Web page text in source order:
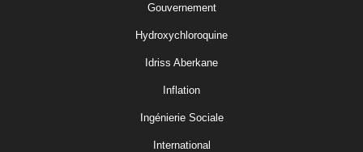
Gouvernement
Hydroxychloroquine
Idriss Aberkane
Inflation
Ingénierie Sociale
International